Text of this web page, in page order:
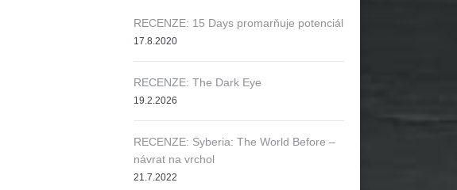
RECENZE: 15 Days promarňuje potenciál
17.8.2020
RECENZE: The Dark Eye
19.2.2026
RECENZE: Syberia: The World Before –
návrat na vrchol
21.7.2022